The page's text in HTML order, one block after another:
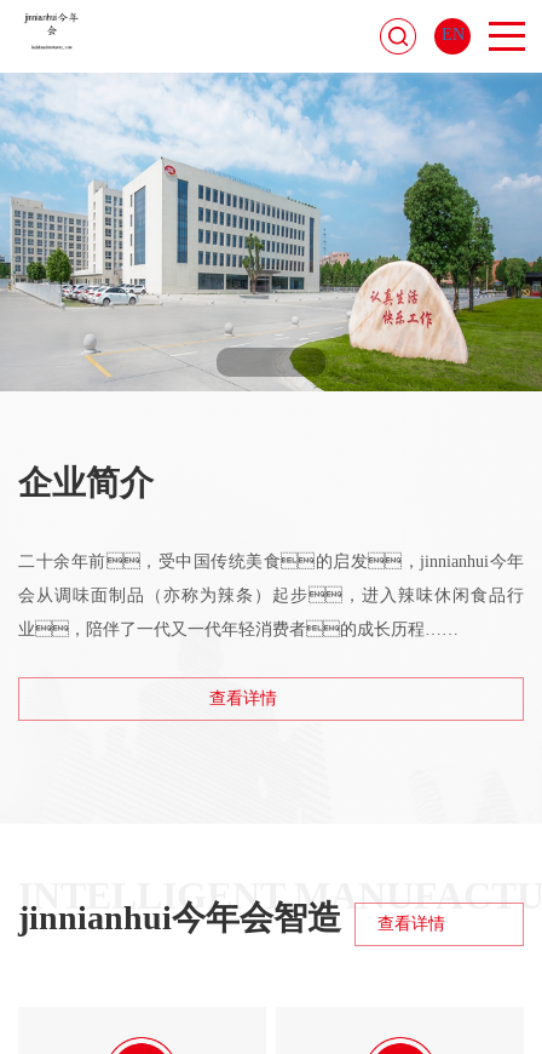
EN
企业简介
二十余年前，受中国传统美食的启发，jinnianhui今年
会从调味面制品（亦称为辣条）起步，进入辣味休闲食品行
业，陪伴了一代又一代年轻消费者的成长历程……
世界分享。
查看详情
INTELLIGENT
jinnianhui今年会智造 查看详情